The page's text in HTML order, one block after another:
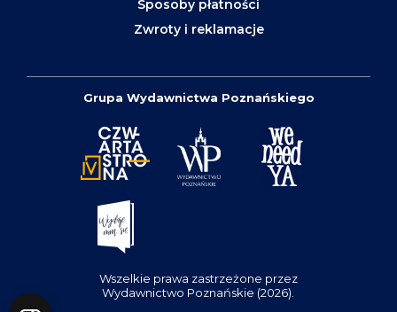
Sposoby płatności
Zwroty i reklamacje
Grupa Wydawnictwa Poznańskiego
Wszelkie prawa zastrzeżone przez
Wydawnictwo Poznańskie (2026).